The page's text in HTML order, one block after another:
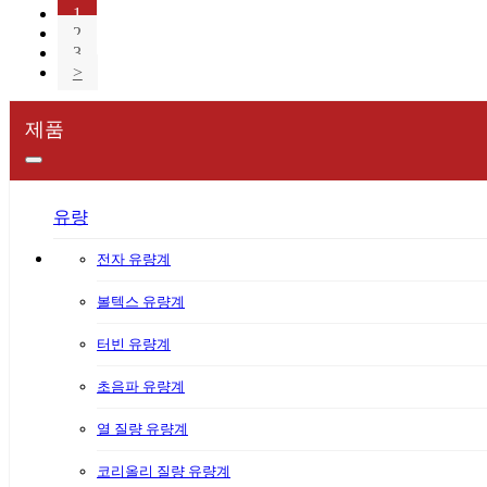
1
2
3
>
제품
유량
전자 유량계
볼텍스 유량계
터빈 유량계
초음파 유량계
열 질량 유량계
코리올리 질량 유량계